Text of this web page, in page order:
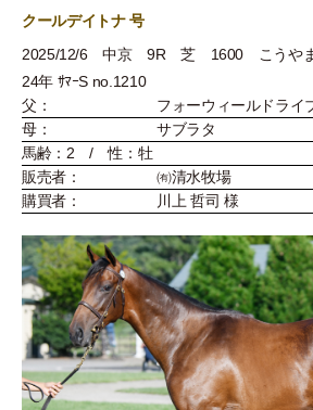
クールデイトナ 号
2025/12/6 中京 9R 芝 1600 こうや
24年 ｻﾏｰS no.1210
父：
フォーウィールドライ
母：
サブラタ
馬齢：2 / 性：牡
販売者：
㈲清水牧場
購買者：
川上 哲司 様